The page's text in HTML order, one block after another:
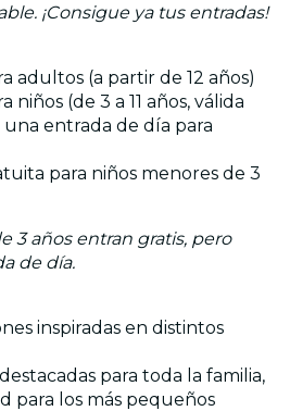
¡Consigue ya tus entradas!
adultos (a partir de 12 años)
niños (de 3 a 11 años, válida
entrada de día para
para niños menores de 3
3 años entran gratis, pero
de día.
inspiradas en distintos
para toda la familia,
para los más pequeños